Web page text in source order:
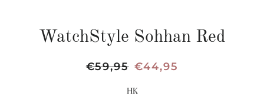
WatchStyle Sohhan Red
Precio
€59,95 Precio
oferta
€44,95
HK